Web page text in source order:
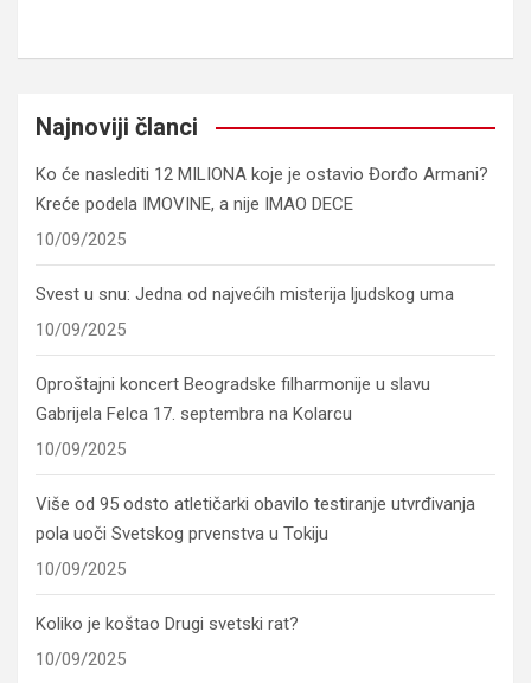
Najnoviji članci
Ko će naslediti 12 MILIONA koje je ostavio Đorđo Armani?
Kreće podela IMOVINE, a nije IMAO DECE
10/09/2025
Svest u snu: Jedna od najvećih misterija ljudskog uma
10/09/2025
Oproštajni koncert Beogradske filharmonije u slavu
Gabrijela Felca 17. septembra na Kolarcu
10/09/2025
Više od 95 odsto atletičarki obavilo testiranje utvrđivanja
pola uoči Svetskog prvenstva u Tokiju
10/09/2025
Koliko je koštao Drugi svetski rat?
10/09/2025